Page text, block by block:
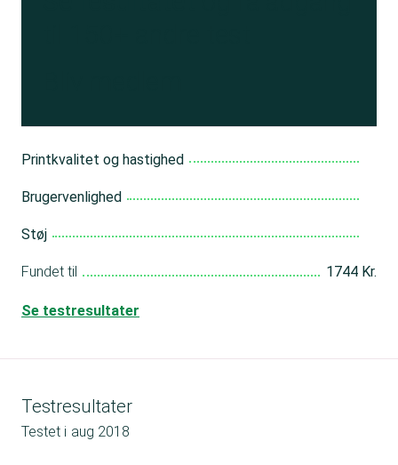
Printkvalitet og hastighed
Brugervenlighed
Støj
Fundet til 1744 Kr.
Se testresultater
Testresultater
Testet i aug 2018